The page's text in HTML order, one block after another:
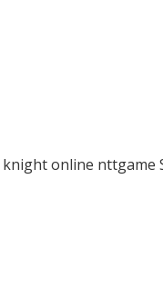
knight online nttgame